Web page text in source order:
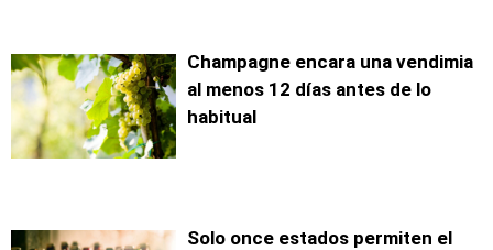
Champagne encara una vendimia
al menos 12 días antes de lo
habitual
Solo once estados permiten el